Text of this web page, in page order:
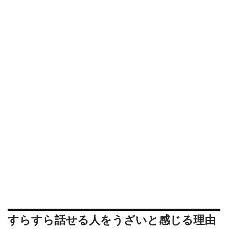
すらすら話せる人をうざいと感じる理由